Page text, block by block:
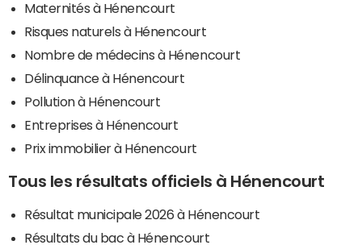
Maternités à Hénencourt
Risques naturels à Hénencourt
Nombre de médecins à Hénencourt
Délinquance à Hénencourt
Pollution à Hénencourt
Entreprises à Hénencourt
Prix immobilier à Hénencourt
Tous les résultats officiels à Hénencourt
Résultat municipale 2026 à Hénencourt
Résultats du bac à Hénencourt